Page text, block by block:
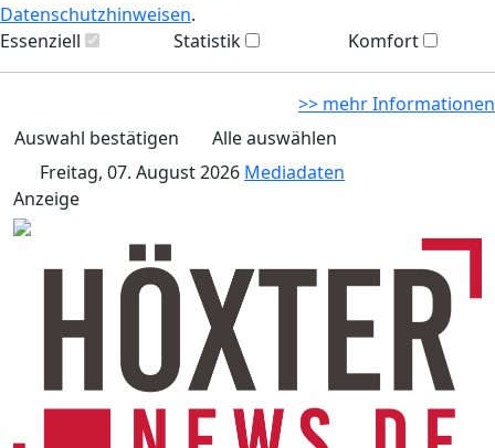
Datenschutzhinweisen.
Essenziell
Statistik Komfort
>> mehr Informationen
Auswahl bestätigen
Alle auswählen
Freitag, 07. August 2026 Mediadaten
Anzeige